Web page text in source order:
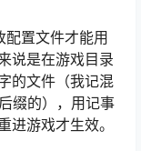
置文件才能用
说是在游戏目录
的文件（我记混
缀的），用记事
进游戏才生效。